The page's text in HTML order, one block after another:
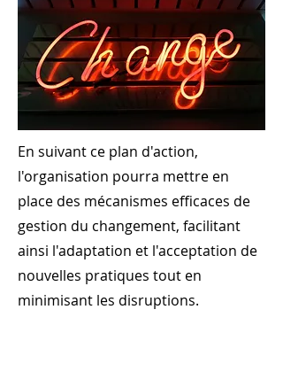
En suivant ce plan d'action,
l'organisation pourra mettre en
place des mécanismes efficaces de
gestion du changement, facilitant
ainsi l'adaptation et l'acceptation de
nouvelles pratiques tout en
minimisant les disruptions.